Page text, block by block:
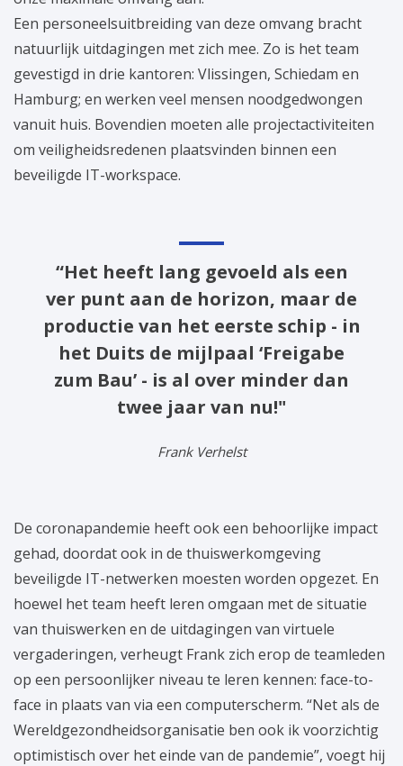
Een personeelsuitbreiding van deze omvang bracht
natuurlijk uitdagingen met zich mee. Zo is het team
gevestigd in drie kantoren: Vlissingen, Schiedam en
Hamburg; en werken veel mensen noodgedwongen
vanuit huis. Bovendien moeten alle projectactiviteiten
om veiligheidsredenen plaatsvinden binnen een
beveiligde IT-workspace.
“Het heeft lang gevoeld als een
ver punt aan de horizon, maar de
productie van het eerste schip - in
het Duits de mijlpaal ‘Freigabe
zum Bau’ - is al over minder dan
twee jaar van nu!"
Frank Verhelst
De coronapandemie heeft ook een behoorlijke impact
gehad, doordat ook in de thuiswerkomgeving
beveiligde IT-netwerken moesten worden opgezet. En
hoewel het team heeft leren omgaan met de situatie
van thuiswerken en de uitdagingen van virtuele
vergaderingen, verheugt Frank zich erop de teamleden
op een persoonlijker niveau te leren kennen: face-to-
face in plaats van via een computerscherm. “Net als de
Wereldgezondheidsorganisatie ben ook ik voorzichtig
optimistisch over het einde van de pandemie”, voegt hij